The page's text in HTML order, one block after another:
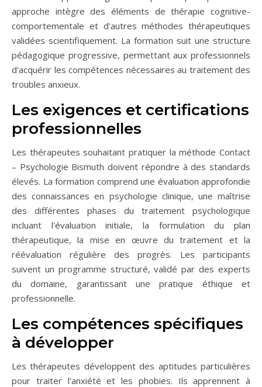
approche intègre des éléments de thérapie cognitive-
comportementale et d'autres méthodes thérapeutiques
validées scientifiquement. La formation suit une structure
pédagogique progressive, permettant aux professionnels
d'acquérir les compétences nécessaires au traitement des
troubles anxieux.
Les exigences et certifications
professionnelles
Les thérapeutes souhaitant pratiquer la méthode Contact
– Psychologie Bismuth doivent répondre à des standards
élevés. La formation comprend une évaluation approfondie
des connaissances en psychologie clinique, une maîtrise
des différentes phases du traitement psychologique
incluant l'évaluation initiale, la formulation du plan
thérapeutique, la mise en œuvre du traitement et la
réévaluation régulière des progrès. Les participants
suivent un programme structuré, validé par des experts
du domaine, garantissant une pratique éthique et
professionnelle.
Les compétences spécifiques
à développer
Les thérapeutes développent des aptitudes particulières
pour traiter l'anxiété et les phobies. Ils apprennent à